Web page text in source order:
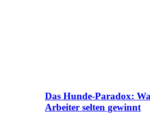
Das Hunde-Paradox:
Arbeiter selten gewinnt